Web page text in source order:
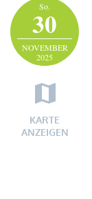
So.
30
NOVEMBER
2025
KARTE
ANZEIGEN